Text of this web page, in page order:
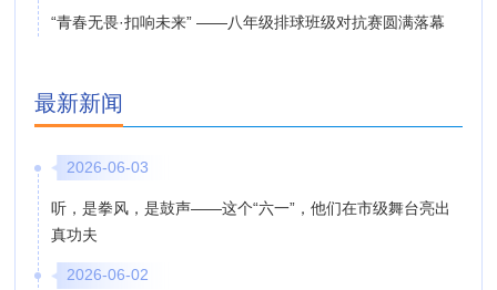
“青春无畏·扣响未来” ——八年级排球班级对抗赛圆满落幕
最新新闻
2026-06-03
听，是拳风，是鼓声——这个“六一”，他们在市级舞台亮出
真功夫
2026-06-02